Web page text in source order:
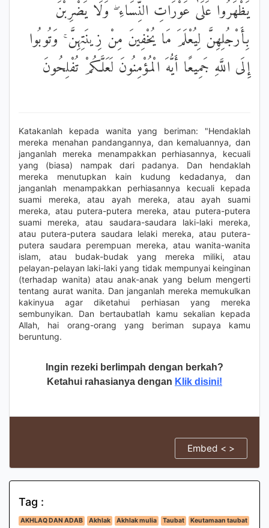
يَظْهَرُوا عَلَىٰ عَوْرَاتِ النِّسَاءِ ۖ وَلَا يَضْرِبْنَ
بِأَرْجُلِهِنَّ لِيُعْلَمَ مَا يُخْفِينَ مِنْ زِينَتِهِنَّ ۚ وَتُوبُوا
إِلَى اللَّهِ جَمِيعًا أَيُّهَ الْمُؤْمِنُونَ لَعَلَّكُمْ تُفْلِحُونَ
Katakanlah kepada wanita yang beriman: "Hendaklah
mereka menahan pandangannya, dan kemaluannya, dan
janganlah mereka menampakkan perhiasannya, kecuali
yang (biasa) nampak dari padanya. Dan hendaklah
mereka menutupkan kain kudung kedadanya, dan
janganlah menampakkan perhiasannya kecuali kepada
suami mereka, atau ayah mereka, atau ayah suami
mereka, atau putera-putera mereka, atau putera-putera
suami mereka, atau saudara-saudara laki-laki mereka,
atau putera-putera saudara lelaki mereka, atau putera-
putera saudara perempuan mereka, atau wanita-wanita
islam, atau budak-budak yang mereka miliki, atau
pelayan-pelayan laki-laki yang tidak mempunyai keinginan
(terhadap wanita) atau anak-anak yang belum mengerti
tentang aurat wanita. Dan janganlah mereka memukulkan
kakinyua agar diketahui perhiasan yang mereka
sembunyikan. Dan bertaubatlah kamu sekalian kepada
Allah, hai orang-orang yang beriman supaya kamu
beruntung.
Ingin rezeki berlimpah dengan berkah?
Ketahui rahasianya dengan Klik disini!
Embed < >
Tag :
AKHLAQ DAN ADAB Akhlak Akhlak mulia Taubat
Keutamaan taubat